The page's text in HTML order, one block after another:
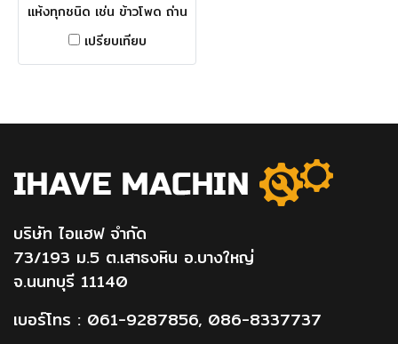
แห้งทุกชนิด เช่น ข้าวโพด ถ่าน
มันสำปะหลัง เป็นต้น มีขนาด 6"
มอเตอร์)
เปรียบเทียบ
บริษัท ไอแฮฟ จำกัด
73/193 ม.5 ต.เสาธงหิน อ.บางใหญ่
จ.นนทบุรี 11140
เบอร์โทร : 061-9287856, 086-8337737